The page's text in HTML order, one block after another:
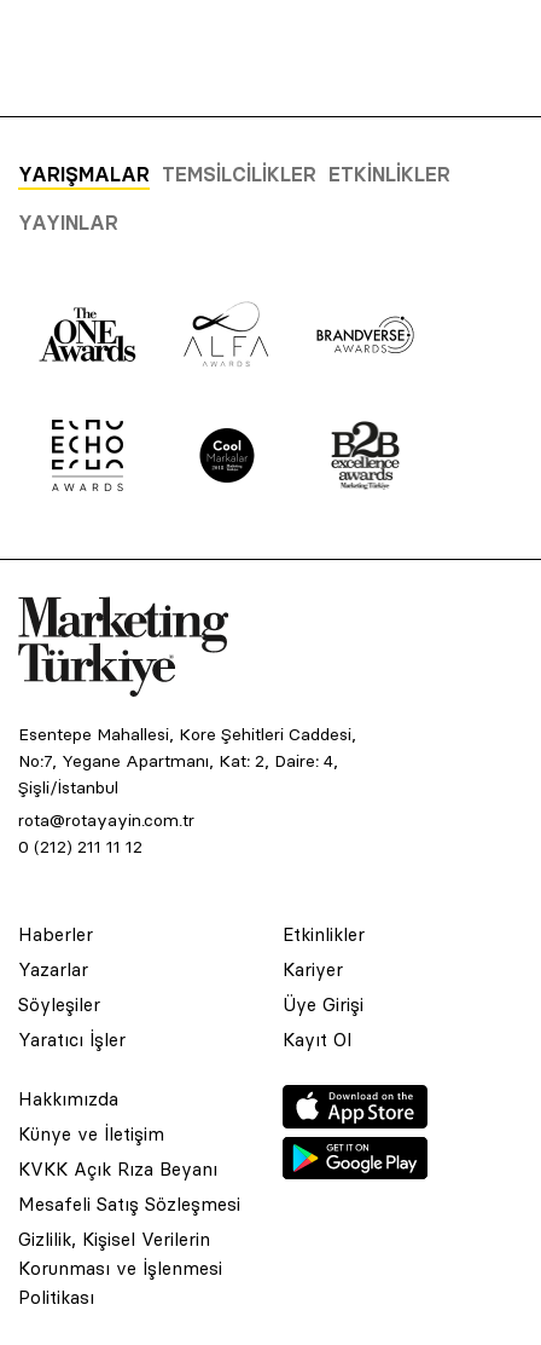
YARIŞMALAR TEMSILCILIKLER ETKINLIKLER
YAYINLAR
Esentepe Mahallesi, Kore Şehitleri Caddesi,
No:7, Yegane Apartmanı, Kat: 2, Daire: 4,
Şişli/İstanbul
rota@rotayayin.com.tr
0 (212) 211 11 12
Haberler
Yazarlar
Söyleşiler
Yaratıcı İşler
Etkinlikler
Kariyer
Üye Girişi
Kayıt Ol
Hakkımızda
Künye ve İletişim
KVKK Açık Rıza Beyanı
Mesafeli Satış Sözleşmesi
Gizlilik, Kişisel Verilerin
Korunması ve İşlenmesi
Politikası
© 2001 Rota Yayın Yapım Tanıtım Tic. Ltd. Şti. Bu Sitede Bulunan